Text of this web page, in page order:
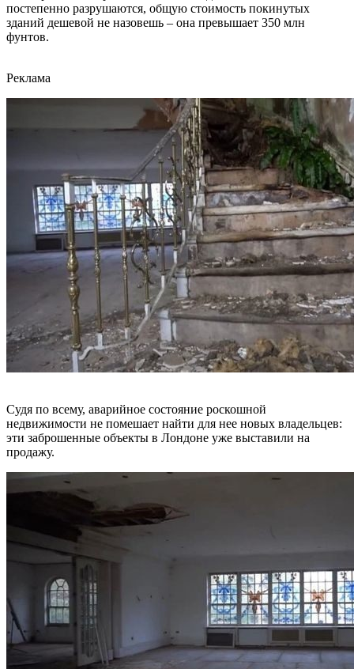
постепенно разрушаются, общую стоимость покинутых
зданий дешевой не назовешь – она превышает 350 млн
фунтов.
Реклама
Судя по всему, аварийное состояние роскошной
недвижимости не помешает найти для нее новых владельцев:
эти заброшенные объекты в Лондоне уже выставили на
продажу.